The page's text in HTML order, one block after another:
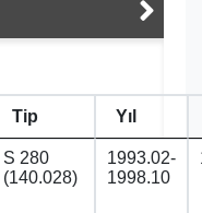
Tip Yıl
S 280
(140.028)
1993.02-
1998.10